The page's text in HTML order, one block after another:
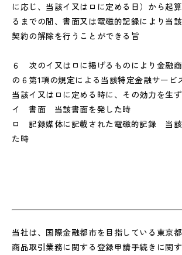
に応じ、当該イ又はロに定める日）から起
るまでの間、書面又は電磁的記録により当
契約の解除を行うことができる旨
６ 次のイ又はロに掲げるものにより金融
の６第1項の規定による当該特定金融サービ
当該イ又はロに定める時に、その効力を生
イ 書面 当該書面を発した時
ロ 記録媒体に記載された電磁的記録 当該
た時
当社は、国際金融都市を目指している東京
商品取引業務に関する登録申請手続きに関